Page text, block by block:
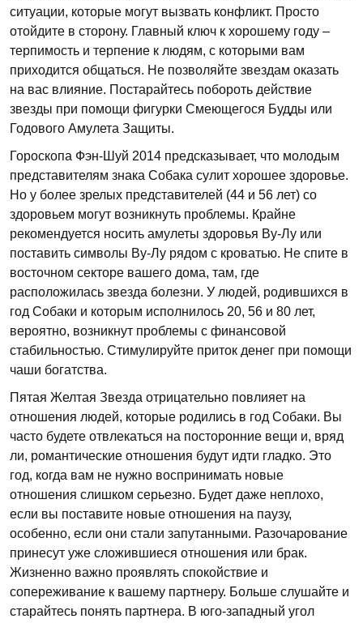
ситуации, которые могут вызвать конфликт. Просто
отойдите в сторону. Главный ключ к хорошему году –
терпимость и терпение к людям, с которыми вам
приходится общаться. Не позволяйте звездам оказать
на вас влияние. Постарайтесь побороть действие
звезды при помощи фигурки Смеющегося Будды или
Годового Амулета Защиты.
Гороскопа Фэн-Шуй 2014 предсказывает, что молодым
представителям знака Собака сулит хорошее здоровье.
Но у более зрелых представителей (44 и 56 лет) со
здоровьем могут возникнуть проблемы. Крайне
рекомендуется носить амулеты здоровья Ву-Лу или
поставить символы Ву-Лу рядом с кроватью. Не спите в
восточном секторе вашего дома, там, где
расположилась звезда болезни. У людей, родившихся в
год Собаки и которым исполнилось 20, 56 и 80 лет,
вероятно, возникнут проблемы с финансовой
стабильностью. Стимулируйте приток денег при помощи
чаши богатства.
Пятая Желтая Звезда отрицательно повлияет на
отношения людей, которые родились в год Собаки. Вы
часто будете отвлекаться на посторонние вещи и, вряд
ли, романтические отношения будут идти гладко. Это
год, когда вам не нужно воспринимать новые
отношения слишком серьезно. Будет даже неплохо,
если вы поставите новые отношения на паузу,
особенно, если они стали запутанными. Разочарование
принесут уже сложившиеся отношения или брак.
Жизненно важно проявлять спокойствие и
сопереживание к вашему партнеру. Больше слушайте и
старайтесь понять партнера. В юго-западный угол